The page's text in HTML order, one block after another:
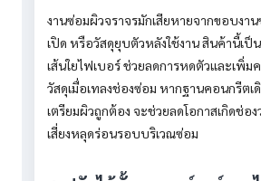
งานซ่อมผิวจราจรมักเสียหายจากขอบงา
เปิด หรือวัสดุยุบตัวหลังใช้งาน สินค้านี้เ
เส้นใยไฟเบอร์ ช่วยลดการหดตัวและเพิ่ม
วัสดุเมื่อเทลงช่องซ่อม หากฐานคอนกรีตเ
เตรียมผิวถูกต้อง จะช่วยลดโอกาสเกิดช่อง
เสี่ยงหลุดร่อนรอบบริเวณซ่อม